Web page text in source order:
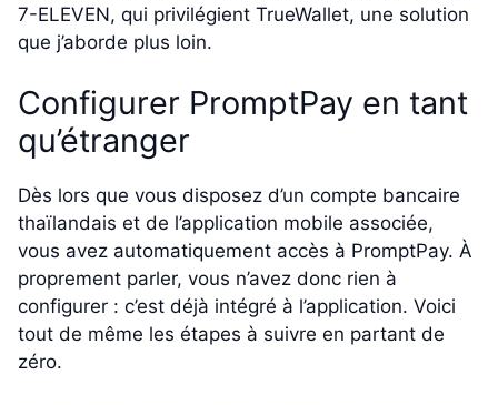
7-ELEVEN, qui privilégient TrueWallet, une solution
que j’aborde plus loin.
Configurer PromptPay en tant
qu’étranger
Dès lors que vous disposez d’un compte bancaire
thaïlandais et de l’application mobile associée,
vous avez automatiquement accès à PromptPay. À
proprement parler, vous n’avez donc rien à
configurer : c’est déjà intégré à l’application. Voici
tout de même les étapes à suivre en partant de
zéro.